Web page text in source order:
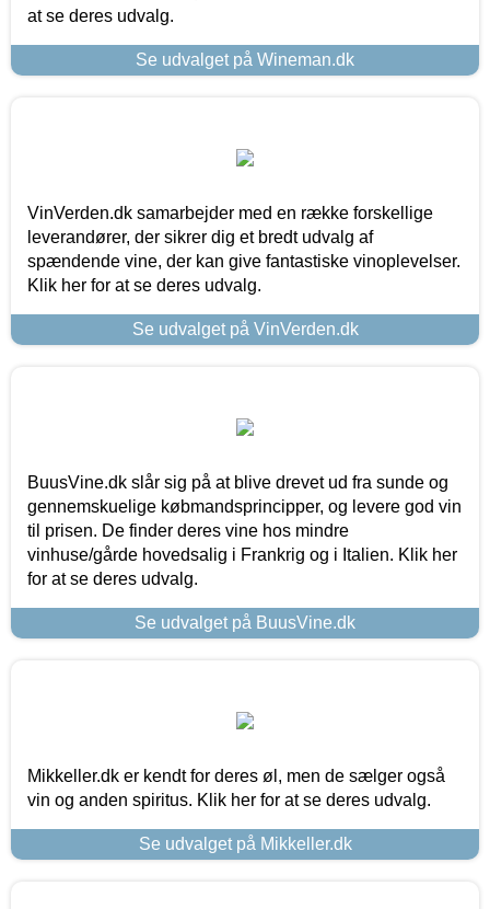
at se deres udvalg.
Se udvalget på Wineman.dk
VinVerden.dk samarbejder med en række forskellige
leverandører, der sikrer dig et bredt udvalg af
spændende vine, der kan give fantastiske vinoplevelser.
Klik her for at se deres udvalg.
Se udvalget på VinVerden.dk
BuusVine.dk slår sig på at blive drevet ud fra sunde og
gennemskuelige købmandsprincipper, og levere god vin
til prisen. De finder deres vine hos mindre
vinhuse/gårde hovedsalig i Frankrig og i Italien. Klik her
for at se deres udvalg.
Se udvalget på BuusVine.dk
Mikkeller.dk er kendt for deres øl, men de sælger også
vin og anden spiritus. Klik her for at se deres udvalg.
Se udvalget på Mikkeller.dk